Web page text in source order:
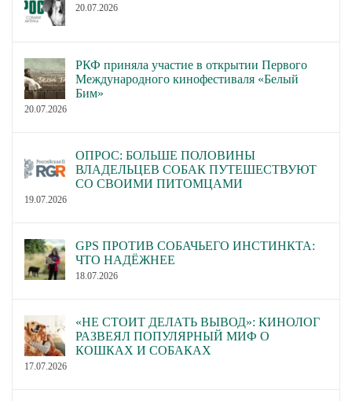
20.07.2026
РКФ приняла участие в открытии Первого
Международного кинофестиваля «Белый
Бим»
20.07.2026
ОПРОС: БОЛЬШЕ ПОЛОВИНЫ
ВЛАДЕЛЬЦЕВ СОБАК ПУТЕШЕСТВУЮТ
СО СВОИМИ ПИТОМЦАМИ
19.07.2026
GPS ПРОТИВ СОБАЧЬЕГО ИНСТИНКТА:
ЧТО НАДЁЖНЕЕ
18.07.2026
«НЕ СТОИТ ДЕЛАТЬ ВЫВОД»: КИНОЛОГ
РАЗВЕЯЛ ПОПУЛЯРНЫЙ МИФ О
КОШКАХ И СОБАКАХ
17.07.2026